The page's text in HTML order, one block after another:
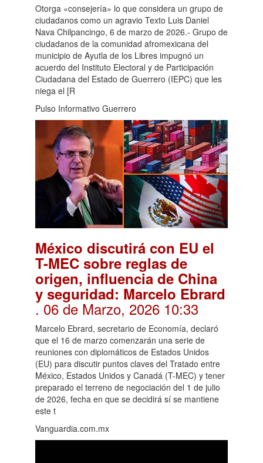
Otorga «consejería» lo que considera un grupo de
ciudadanos como un agravio Texto Luis Daniel
Nava Chilpancingo, 6 de marzo de 2026.- Grupo de
ciudadanos de la comunidad afromexicana del
municipio de Ayutla de los Libres impugnó un
acuerdo del Instituto Electoral y de Participación
Ciudadana del Estado de Guerrero (IEPC) que les
niega el [R
Pulso Informativo Guerrero
México discutirá con EU el
T-MEC sobre reglas de
origen, influencia de China
y seguridad: Marcelo Ebrard
. 06 de Marzo, 2026 10:33
Marcelo Ebrard, secretario de Economía, declaró
que el 16 de marzo comenzarán una serie de
reuniones con diplomáticos de Estados Unidos
(EU) para discutir puntos claves del Tratado entre
México, Estados Unidos y Canadá (T-MEC) y tener
preparado el terreno de negociación del 1 de julio
de 2026, fecha en que se decidirá sí se mantiene
este t
Vanguardia.com.mx